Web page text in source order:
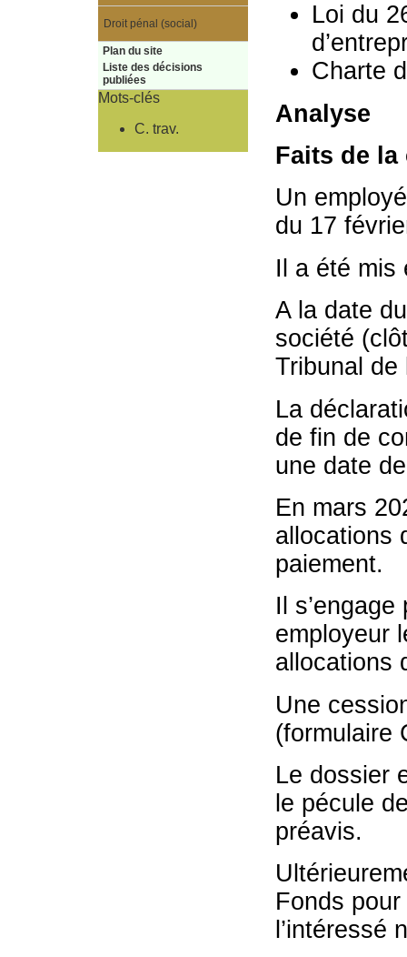
Loi du
Charte
Analyse
Faits de la
Un
du 17
Il a été mis
A la date
société
Tribunal de
La
de fin de
une date
En mars
allocations
paiement.
Il
employeur
allocations
Une
(formulaire
Le dossier
le pécule
préavis.
Fonds
l’intéressé
Droit pénal (social)
Plan du site
Liste des décisions
publiées
Mots-clés
C. trav.